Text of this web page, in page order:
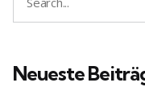
Search
for:
Neueste